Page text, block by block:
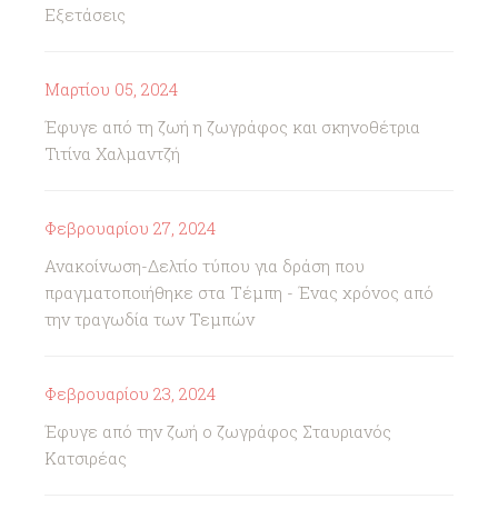
Εξετάσεις
Μαρτίου 05, 2024
Έφυγε από τη ζωή η ζωγράφος και σκηνοθέτρια
Τιτίνα Χαλμαντζή
Φεβρουαρίου 27, 2024
Ανακοίνωση-Δελτίο τύπου για δράση που
πραγματοποιήθηκε στα Τέμπη - Ένας χρόνος από
την τραγωδία των Τεμπών
Φεβρουαρίου 23, 2024
Έφυγε από την ζωή ο ζωγράφος Σταυριανός
Κατσιρέας